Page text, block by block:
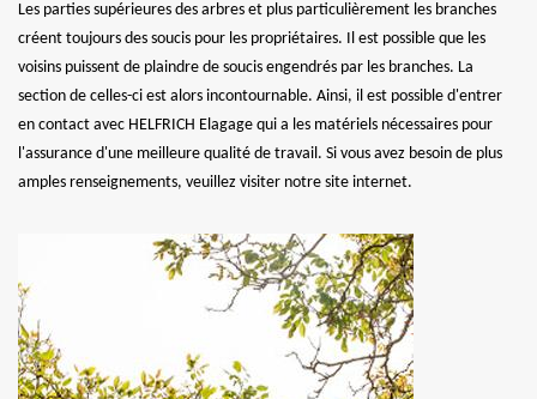
Les parties supérieures des arbres et plus particulièrement les branches
créent toujours des soucis pour les propriétaires. Il est possible que les
voisins puissent de plaindre de soucis engendrés par les branches. La
section de celles-ci est alors incontournable. Ainsi, il est possible d'entrer
en contact avec HELFRICH Elagage qui a les matériels nécessaires pour
l'assurance d'une meilleure qualité de travail. Si vous avez besoin de plus
amples renseignements, veuillez visiter notre site internet.